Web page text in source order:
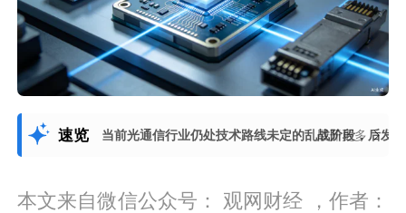
速览 当前光通信行业仍处技术路线未定的乱战阶段，后发
展开更多
本文来自微信公众号： 观网财经
，作者：